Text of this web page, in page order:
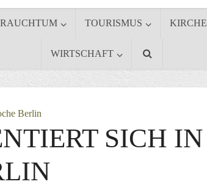
TOURISMUS KIRCHE
WIRTSCHAFT
Berlin
SICH IN